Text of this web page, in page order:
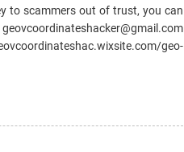
to scammers out of trust, you can
geo-